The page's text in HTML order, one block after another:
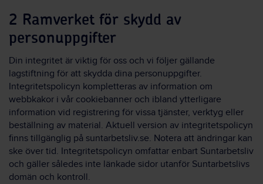
2 Ramverket för skydd av
personuppgifter
Din integritet är viktig för oss och vi följer gällande
lagstiftning för att skydda dina personuppgifter.
Integritetspolicyn kompletteras av information om
webbkakor i vår cookiebanner och ibland ytterligare
information vid registrering för vissa tjänster, verktyg eller
beställning av material. Aktuell version av integritetspolicyn
finns tillgänglig på suntarbetsliv.se. Notera att ändringar kan
ske över tid. Integritetspolicyn omfattar enbart Suntarbetsliv
och gäller således inte länkade sidor utanför Suntarbetslivs
domän och kontroll.